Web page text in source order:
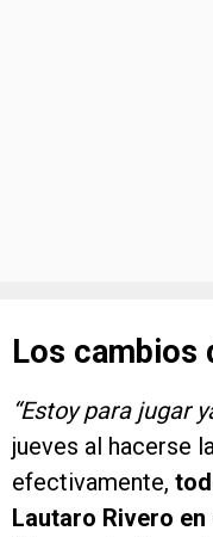
Los cambios
“Estoy para jugar
jueves al hacerse
efectivamente,
Lautaro Rivero